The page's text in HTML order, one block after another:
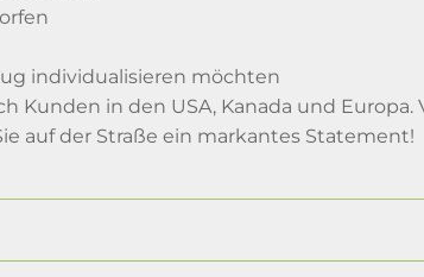
individualisieren möchten
Kunden in den USA, Kanada und
auf der Straße ein markantes Statement!